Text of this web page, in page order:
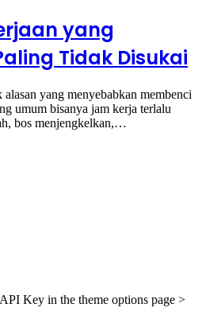
yang
Tidak Disukai
yang menyebabkan membenci
umum bisanya jam kerja terlalu
bos menjengkelkan,…
Key in the theme options page >